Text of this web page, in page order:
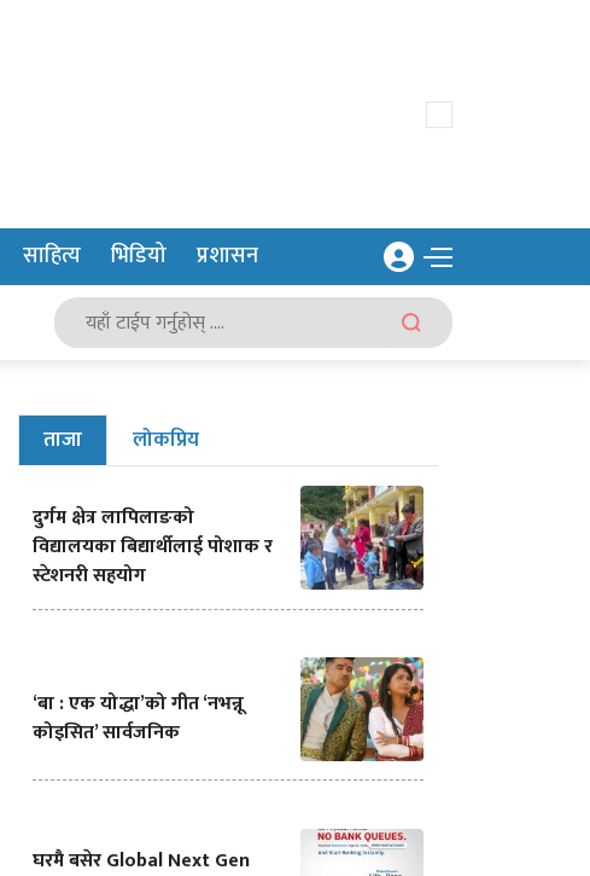
साहित्य भिडियो प्रशासन
ताजा लोकप्रिय
दुर्गम क्षेत्र लापिलाङको
विद्यालयका बिद्यार्थीलाई पोशाक र
स्टेशनरी सहयोग
‘बा : एक योद्धा’को गीत ‘नभन्नू
कोइसित’ सार्वजनिक
घरमै बसेर Global Next Gen